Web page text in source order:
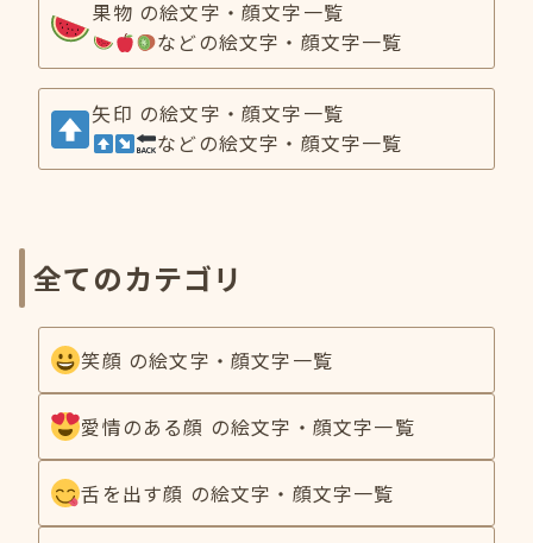
果物 の絵文字・顔文字一覧
などの絵文字・顔文字一覧
矢印 の絵文字・顔文字一覧
などの絵文字・顔文字一覧
全てのカテゴリ
笑顔 の絵文字・顔文字一覧
愛情のある顔 の絵文字・顔文字一覧
舌を出す顔 の絵文字・顔文字一覧